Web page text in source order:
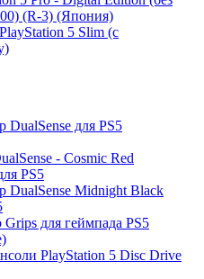
(R-3) (Япония)
5 Slim (с
DualSense для PS5
- Cosmic Red
PS5
DualSense Midnight Black
для геймпада PS5
PlayStation 5 Disc Drive